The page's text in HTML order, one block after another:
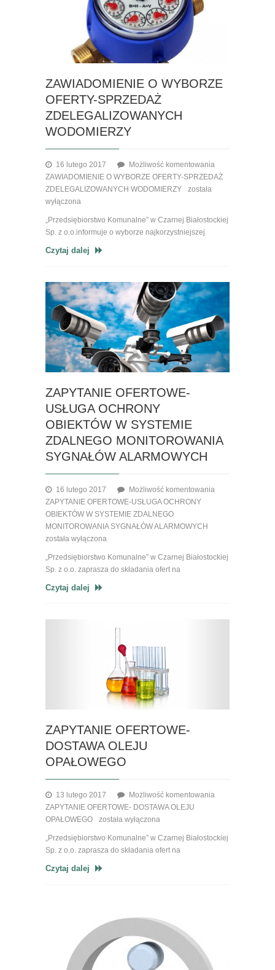
ZAWIADOMIENIE O WYBORZE
OFERTY-SPRZEDAŻ
ZDELEGALIZOWANYCH
WODOMIERZY
16 lutego 2017
Możliwość komentowania
ZAWIADOMIENIE O WYBORZE OFERTY-SPRZEDAŻ
ZDELEGALIZOWANYCH WODOMIERZY
została
wyłączona
„Przedsiębiorstwo Komunalne” w Czarnej Białostockiej
Sp. z o.o.informuje o wyborze najkorzystniejszej
Czytaj dalej
ZAPYTANIE OFERTOWE-
USŁUGA OCHRONY
OBIEKTÓW W SYSTEMIE
ZDALNEGO MONITOROWANIA
SYGNAŁÓW ALARMOWYCH
16 lutego 2017
Możliwość komentowania
ZAPYTANIE OFERTOWE-USŁUGA OCHRONY
OBIEKTÓW W SYSTEMIE ZDALNEGO
MONITOROWANIA SYGNAŁÓW ALARMOWYCH
została wyłączona
„Przedsiębiorstwo Komunalne” w Czarnej Białostockiej
Sp. z o.o. zaprasza do składania ofert na
Czytaj dalej
ZAPYTANIE OFERTOWE-
DOSTAWA OLEJU
OPAŁOWEGO
13 lutego 2017
Możliwość komentowania
ZAPYTANIE OFERTOWE- DOSTAWA OLEJU
OPAŁOWEGO
została wyłączona
„Przedsiębiorstwo Komunalne” w Czarnej Białostockiej
Sp. z o.o. zaprasza do składania ofert na
Czytaj dalej